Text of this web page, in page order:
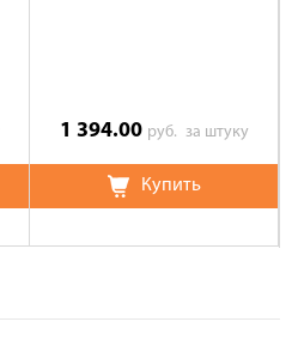
1 394.00 руб. за штуку
Купить